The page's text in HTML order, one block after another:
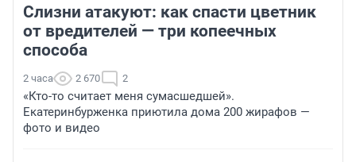
Слизни атакуют: как спасти цветник
от вредителей — три копеечных
способа
2 часа 2 670 2
«Кто-то считает меня сумасшедшей».
Екатеринбурженка приютила дома 200 жирафов —
фото и видео